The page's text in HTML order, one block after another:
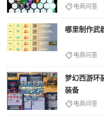
电商问答
哪里制作武
电商问答
梦幻西游环
装备
电商问答